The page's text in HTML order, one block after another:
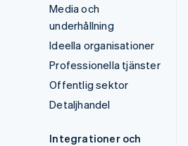
Media och
underhållning
Ideella organisationer
Professionella tjänster
Offentlig sektor
Detaljhandel
Integrationer och